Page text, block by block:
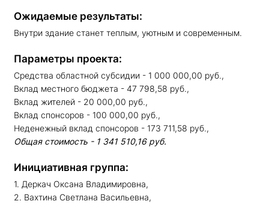
Ожидаемые результаты:
Внутри здание станет теплым, уютным и современным.
Параметры проекта:
Средства областной субсидии - 1 000 000,00 руб.,
Вклад местного бюджета - 47 798,58 руб.,
Вклад жителей - 20 000,00 руб.,
Вклад спонсоров - 100 000,00 руб.,
Неденежный вклад спонсоров - 173 711,58 руб.,
Общая стоимость - 1 341 510,16 руб.
Инициативная группа:
1. Деркач Оксана Владимировна,
2. Вахтина Светлана Васильевна,